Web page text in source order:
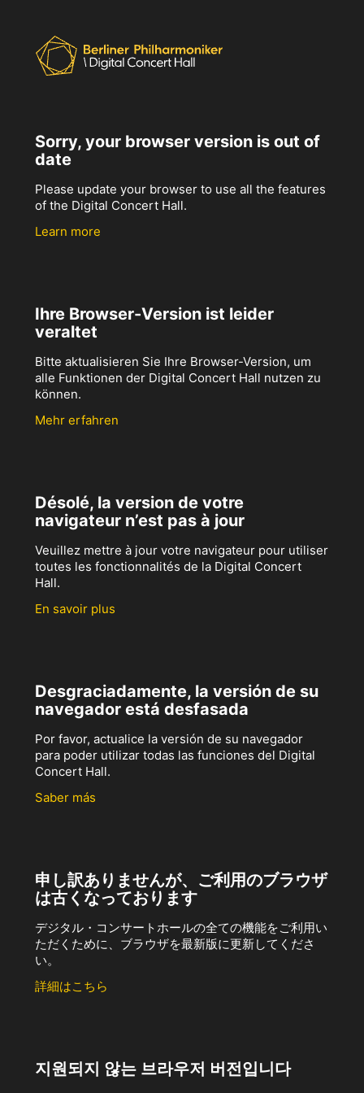
Sorry, your browser version is out of
date
Please update your browser to use all the features
of the Digital Concert Hall.
Learn more
Ihre Browser-Version ist leider
veraltet
Bitte aktualisieren Sie Ihre Browser-Version, um
alle Funktionen der Digital Concert Hall nutzen zu
können.
Mehr erfahren
Désolé, la version de votre
navigateur n’est pas à jour
Veuillez mettre à jour votre navigateur pour utiliser
toutes les fonctionnalités de la Digital Concert
Hall.
En savoir plus
Desgraciadamente, la versión de su
navegador está desfasada
Por favor, actualice la versión de su navegador
para poder utilizar todas las funciones del Digital
Concert Hall.
Saber más
申し訳ありませんが、ご利用のブラウザ
は古くなっております
デジタル・コンサートホールの全ての機能をご利用い
ただくために、ブラウザを最新版に更新してくださ
い。
詳細はこちら
지원되지 않는 브라우저 버전입니다